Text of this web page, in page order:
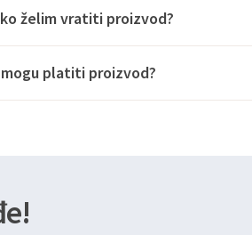
želim vratiti proizvod?
mogu platiti proizvod?